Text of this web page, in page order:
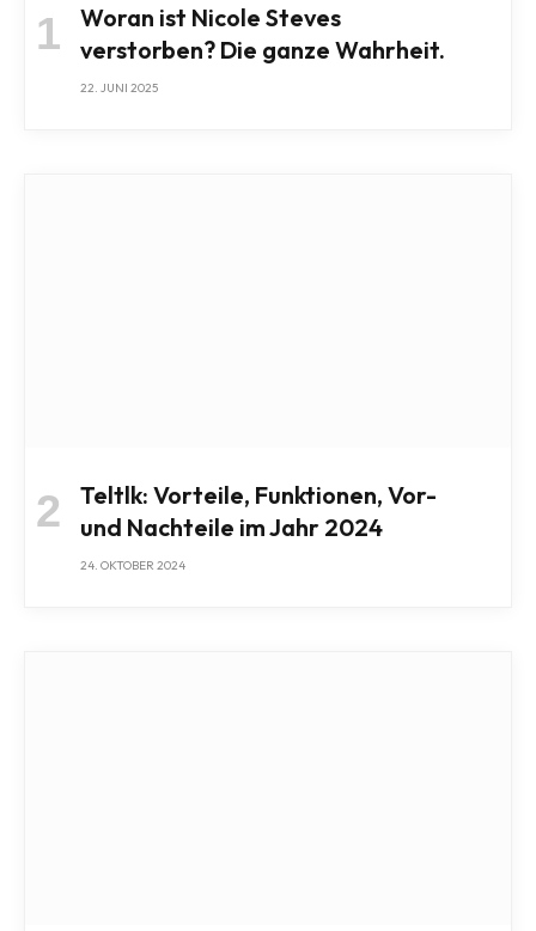
Woran ist Nicole Steves
verstorben? Die ganze Wahrheit.
22. JUNI 2025
Teltlk: Vorteile, Funktionen, Vor-
und Nachteile im Jahr 2024
24. OKTOBER 2024